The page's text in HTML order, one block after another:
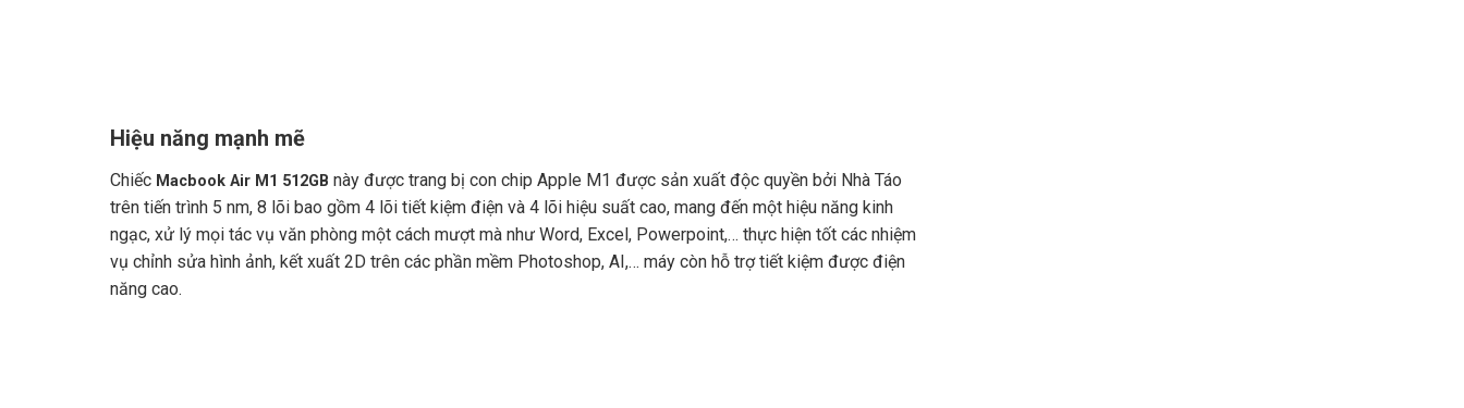
Hiệu năng mạnh mẽ
Chiếc Macbook Air M1 512GB này được trang bị con chip Apple M1 được sản xuất độc quyền bởi Nhà Táo
trên tiến trình 5 nm, 8 lõi bao gồm 4 lõi tiết kiệm điện và 4 lõi hiệu suất cao, mang đến một hiệu năng kinh
ngạc, xử lý mọi tác vụ văn phòng một cách mượt mà như Word, Excel, Powerpoint,… thực hiện tốt các nhiệm
vụ chỉnh sửa hình ảnh, kết xuất 2D trên các phần mềm Photoshop, AI,… máy còn hỗ trợ tiết kiệm được điện
năng cao.